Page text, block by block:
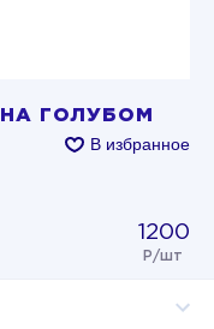
ГОЛУБОМ
В избранное
1200
Р/шт